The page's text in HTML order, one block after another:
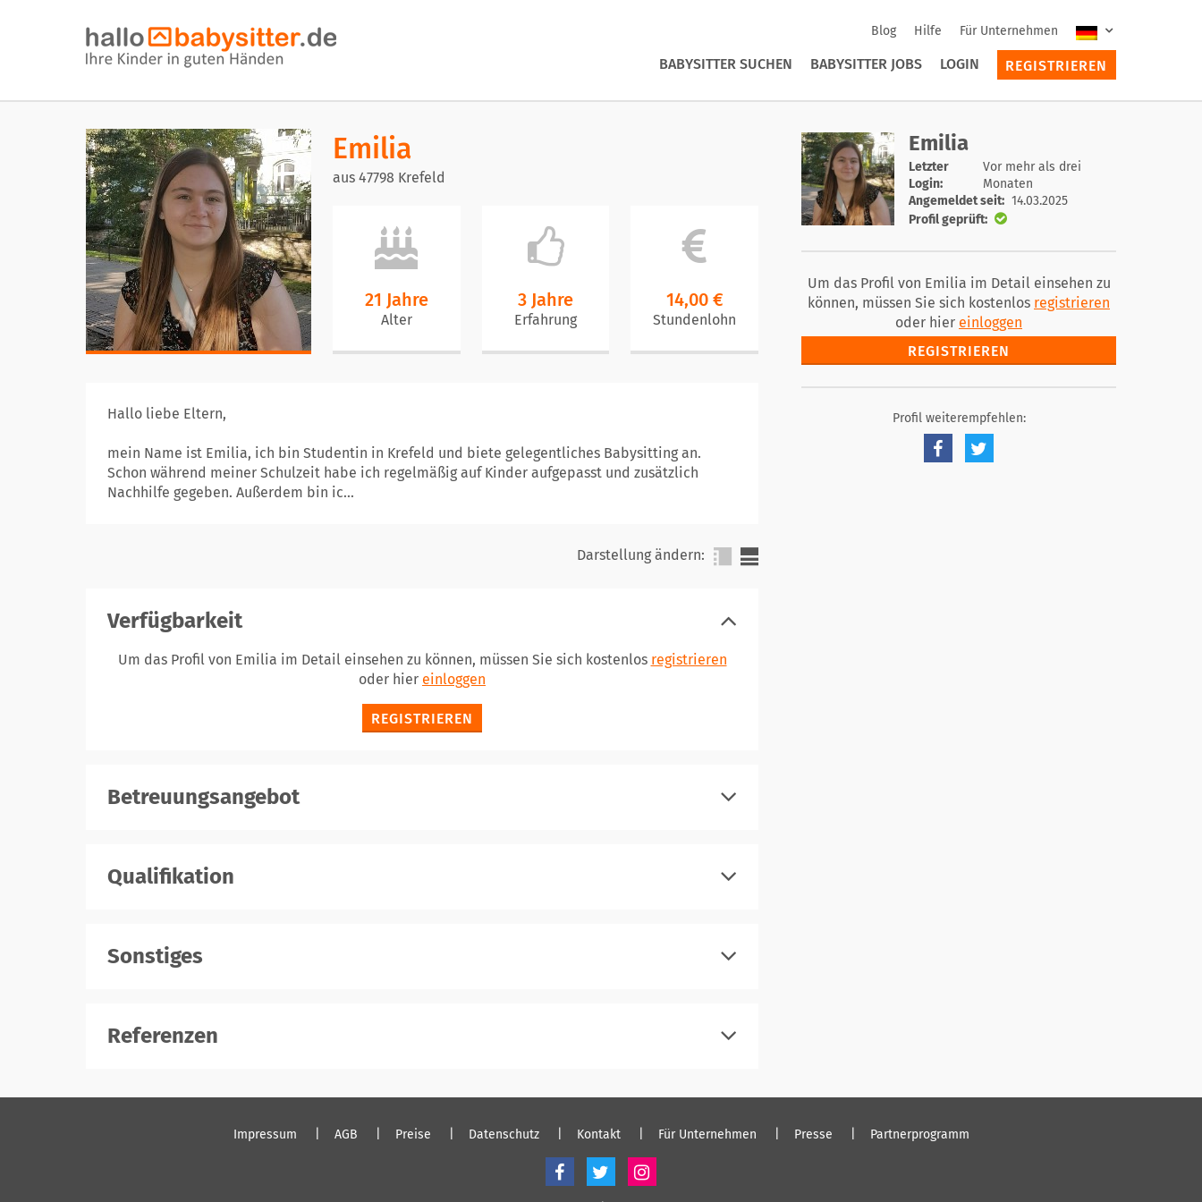
Blog Hilfe Für Unternehmen
BABYSITTER SUCHEN BABYSITTER JOBS LOGIN REGISTRIEREN
Emilia
aus 47798 Krefeld
21 Jahre
Alter
3 Jahre
Erfahrung
14,00 €
Stundenlohn
Hallo liebe Eltern,
mein Name ist Emilia, ich bin Studentin in Krefeld und biete gelegentliches Babysitting an.
Schon während meiner Schulzeit habe ich regelmäßig auf Kinder aufgepasst und zusätzlich
Nachhilfe gegeben. Außerdem bin ic...
Darstellung ändern:
Verfügbarkeit
Um das Profil von Emilia im Detail einsehen zu können, müssen Sie sich kostenlos registrieren
oder hier einloggen
REGISTRIEREN
Betreuungsangebot
Qualifikation
Sonstiges
Referenzen
einloggen
Emilia
Letzter
Login:
Vor mehr als drei
Monaten
Angemeldet seit: 14.03.2025
Profil geprüft:
Um das Profil von Emilia im Detail einsehen zu
können, müssen Sie sich kostenlos registrieren
oder hier einloggen
REGISTRIEREN
Profil weiterempfehlen:
Impressum AGB Preise Datenschutz Kontakt Für Unternehmen Presse Partnerprogramm